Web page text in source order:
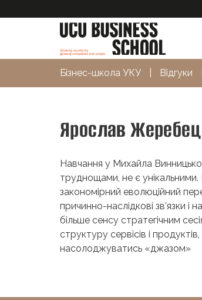
Бізнес-школа УКУ Відгуки
Ярослав
Навчання у Михайла
труднощами, не є унікальними.
закономірний еволюційний
причинно-наслідкові зв’язки
більше сенсу стратегічним
структуру сервісів і
насолоджуватись «джазом»